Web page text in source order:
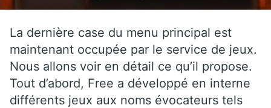
La dernière case du menu principal est
maintenant occupée par le service de jeux.
Nous allons voir en détail ce qu’il propose.
Tout d’abord, Free a développé en interne
différents jeux aux noms évocateurs tels